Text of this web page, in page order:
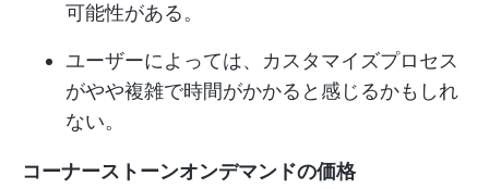
可能性がある。
ユーザーによっては、カスタマイズプロセス
がやや複雑で時間がかかると感じるかもしれ
ない。
コーナーストーンオンデマンドの価格